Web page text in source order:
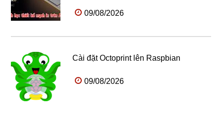
09/08/2026
Cài đặt Octoprint lên Raspbian
09/08/2026